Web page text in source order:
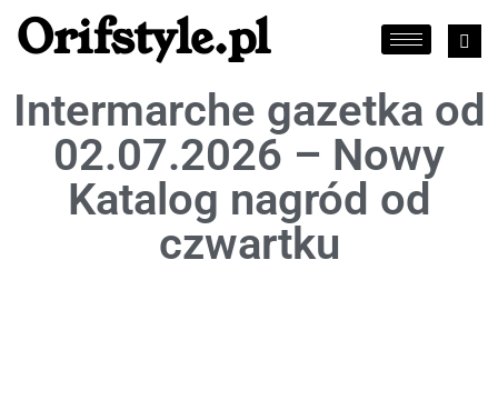
Orifstyle.pl
Intermarche gazetka od
02.07.2026 – Nowy
Katalog nagród od
czwartku